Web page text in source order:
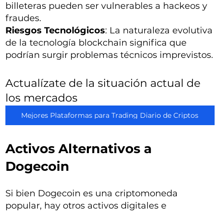
billeteras pueden ser vulnerables a hackeos y
fraudes.
Riesgos Tecnológicos: La naturaleza evolutiva
de la tecnología blockchain significa que
podrían surgir problemas técnicos imprevistos.
Actualízate de la situación actual de
los mercados
Mejores Plataformas para Trading Diario de Criptos
Activos Alternativos a
Dogecoin
Si bien Dogecoin es una criptomoneda
popular, hay otros activos digitales e